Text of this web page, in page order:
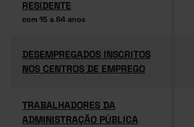
RESIDENTE
com 15 a 64 anos
RESIDENTE
com 15 a 64 anos
DESEMPREGADOS INSCRITOS
NOS CENTROS DE EMPREGO
DESEMPREGADOS INSCRITOS
NOS CENTROS DE EMPREGO
TRABALHADORES DA
ADMINISTRAÇÃO PÚBLICA
TRABALHADORES DA
ADMINISTRAÇÃO PÚBLICA